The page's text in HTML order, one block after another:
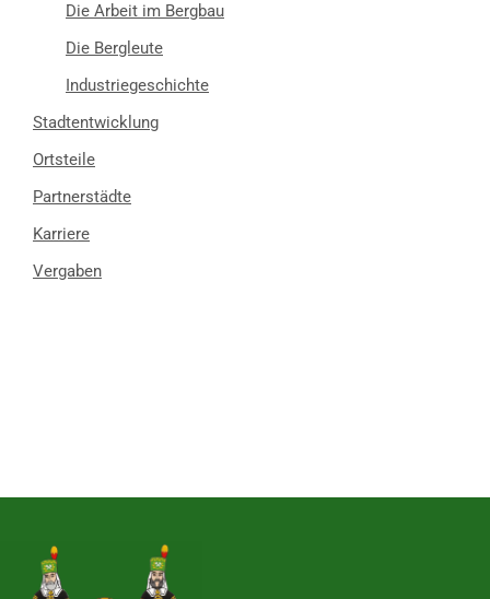
Die Arbeit im Bergbau
Die Bergleute
Industriegeschichte
Stadtentwicklung
Ortsteile
Partnerstädte
Karriere
Vergaben